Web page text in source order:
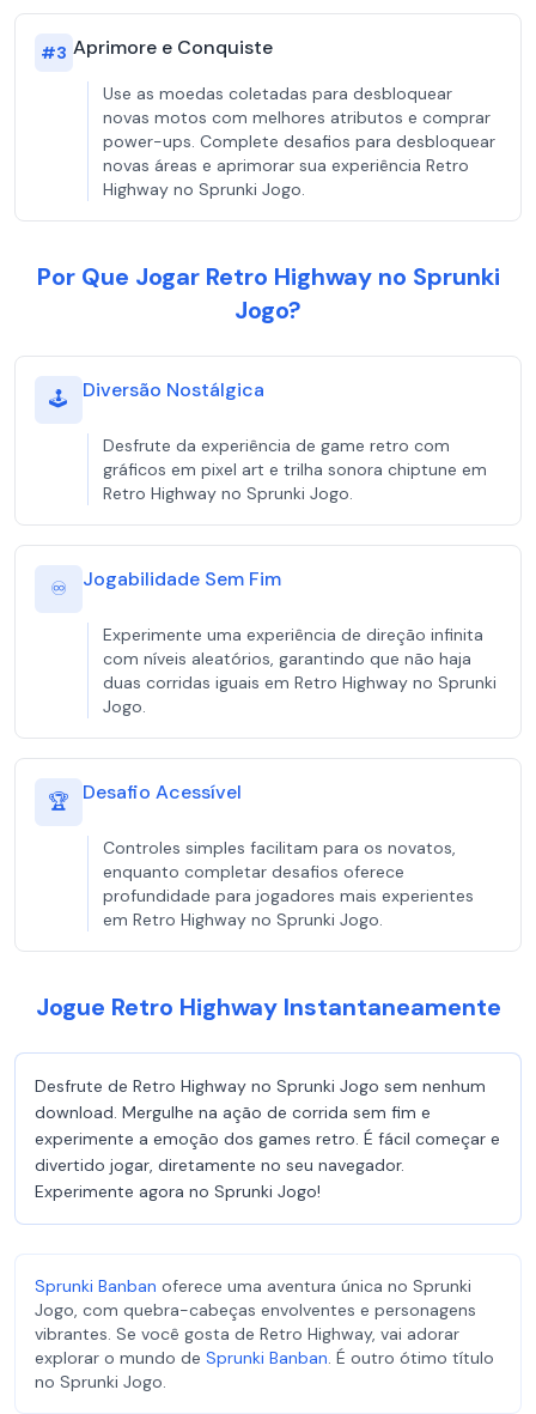
#3 Aprimore e Conquiste
Use as moedas coletadas para desbloquear
novas motos com melhores atributos e comprar
power-ups. Complete desafios para desbloquear
novas áreas e aprimorar sua experiência Retro
Highway no Sprunki Jogo.
Por Que Jogar Retro Highway no Sprunki
Jogo?
🕹️ Diversão Nostálgica
Desfrute da experiência de game retro com
gráficos em pixel art e trilha sonora chiptune em
Retro Highway no Sprunki Jogo.
♾️ Jogabilidade Sem Fim
Experimente uma experiência de direção infinita
com níveis aleatórios, garantindo que não haja
duas corridas iguais em Retro Highway no Sprunki
Jogo.
🏆 Desafio Acessível
Controles simples facilitam para os novatos,
enquanto completar desafios oferece
profundidade para jogadores mais experientes
em Retro Highway no Sprunki Jogo.
Jogue Retro Highway Instantaneamente
Desfrute de Retro Highway no Sprunki Jogo sem nenhum
download. Mergulhe na ação de corrida sem fim e
experimente a emoção dos games retro. É fácil começar e
divertido jogar, diretamente no seu navegador.
Experimente agora no Sprunki Jogo!
Sprunki Banban oferece uma aventura única no Sprunki
Jogo, com quebra-cabeças envolventes e personagens
vibrantes. Se você gosta de Retro Highway, vai adorar
explorar o mundo de Sprunki Banban. É outro ótimo título
no Sprunki Jogo.